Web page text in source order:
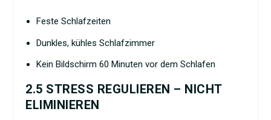
Feste Schlafzeiten
Dunkles, kühles Schlafzimmer
Kein Bildschirm 60 Minuten vor dem Schlafen
2.5 STRESS REGULIEREN – NICHT
ELIMINIEREN